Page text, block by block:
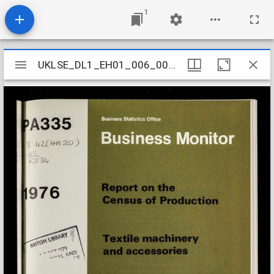
1
Mirador
viewer
UKLSE_DL1_EH01_006_006_0057
UKLSE_DL1_EH01_006_006_0057